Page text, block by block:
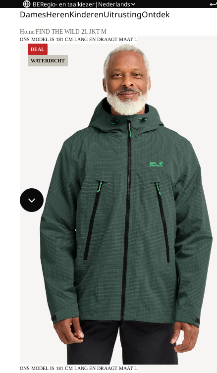
BERegio- en taalkiezer| Nederlands
DamesHerenKinderenUitrustingOntdek
Home/FIND THE WILD 2L JKT M
DEAL
WATERDICHT
ONS MODEL IS 181 CM LANG EN DRAAGT MAAT L
ONS MODEL IS 181 CM LANG EN DRAAGT MAAT L